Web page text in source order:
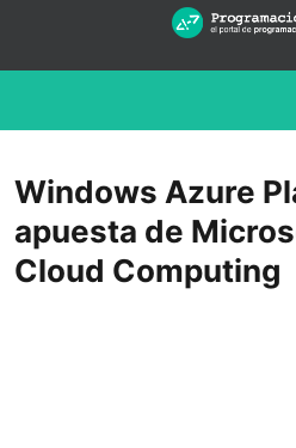
Windows Azure
apuesta de
Cloud Computing